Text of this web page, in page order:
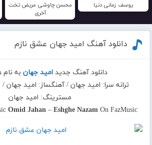
یوسف زمانی دنیا
محسن چاوشی مریض تخت
آخری
دانلود آهنگ امید جهان عشق نازم
دانلود آهنگ جدیدامید جهان به نام
ترانه سرا: امید جهان / آهنگساز: امید
مسترینگ: امید جهان
Omid Jahan– Eshghe NazamOn FazMusic